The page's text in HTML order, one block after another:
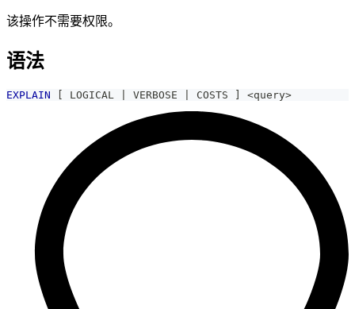
该操作不需要权限。
语法
EXPLAIN [ LOGICAL VERBOSE COSTS ] <query>